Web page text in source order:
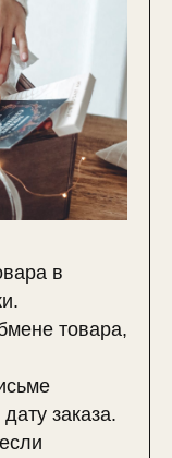
в
товара,
заказа.